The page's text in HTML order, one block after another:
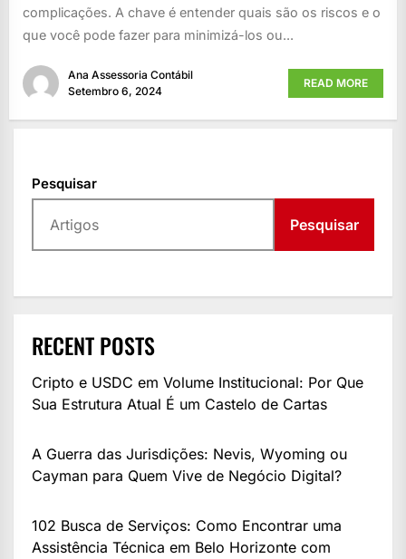
complicações. A chave é entender quais são os riscos e o
que você pode fazer para minimizá-los ou...
Ana Assessoria Contábil
Setembro 6, 2024
READ MORE
Pesquisar
Pesquisar
RECENT POSTS
Cripto e USDC em Volume Institucional: Por Que
Sua Estrutura Atual É um Castelo de Cartas
A Guerra das Jurisdições: Nevis, Wyoming ou
Cayman para Quem Vive de Negócio Digital?
102 Busca de Serviços: Como Encontrar uma
Assistência Técnica em Belo Horizonte com